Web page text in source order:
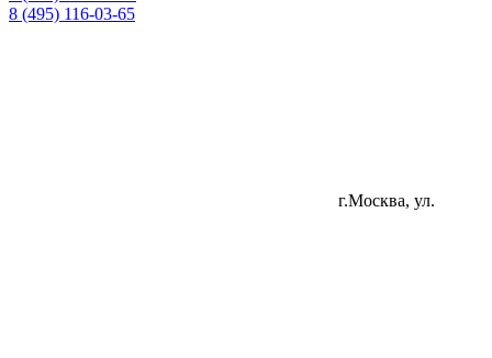
8 (495) 116-03-65
г.Москва, ул.